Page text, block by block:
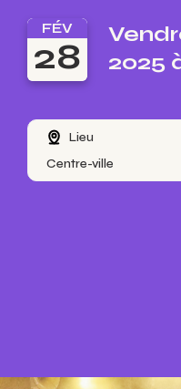
FÉV
28
2025
Lieu
Centre-ville